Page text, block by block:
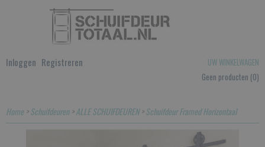
Inloggen Registreren
UW WINKELWAGEN
Geen producten (0)
Home>Schuifdeuren>ALLE SCHUIFDEUREN>Schuifdeur Framed Horizontaal